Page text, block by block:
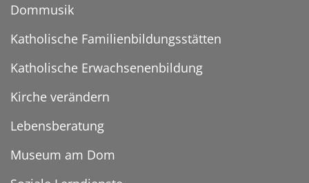
Dommusik
Katholische Familienbildungsstätten
Katholische Erwachsenenbildung
Kirche verändern
Lebensberatung
Museum am Dom